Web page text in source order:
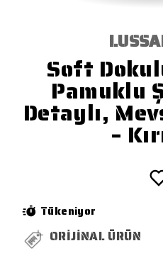
Soft
Pamuklu
Detaylı,
–
Tükeniyor
ORİJİNAL ÜRÜN